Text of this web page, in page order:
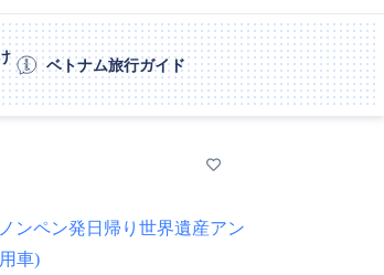
ベトナム旅行ガイド